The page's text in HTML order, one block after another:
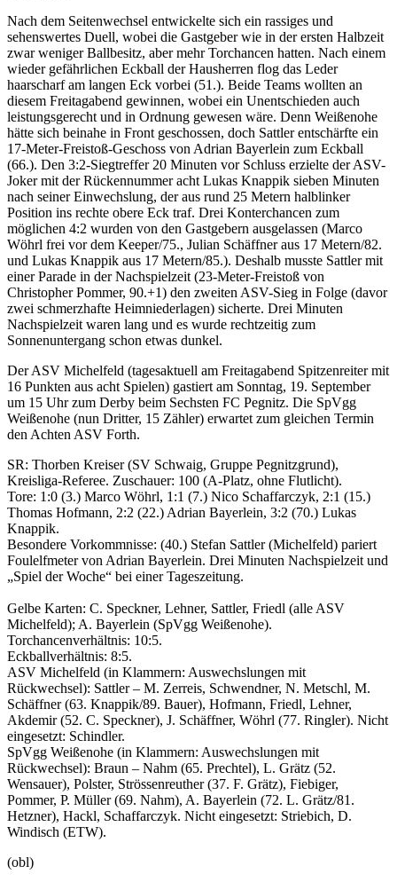
Nach dem Seitenwechsel entwickelte sich ein rassiges und
sehenswertes Duell, wobei die Gastgeber wie in der ersten Halbzeit
zwar weniger Ballbesitz, aber mehr Torchancen hatten. Nach einem
wieder gefährlichen Eckball der Hausherren flog das Leder
haarscharf am langen Eck vorbei (51.). Beide Teams wollten an
diesem Freitagabend gewinnen, wobei ein Unentschieden auch
leistungsgerecht und in Ordnung gewesen wäre. Denn Weißenohe
hätte sich beinahe in Front geschossen, doch Sattler entschärfte ein
17-Meter-Freistoß-Geschoss von Adrian Bayerlein zum Eckball
(66.). Den 3:2-Siegtreffer 20 Minuten vor Schluss erzielte der ASV-
Joker mit der Rückennummer acht Lukas Knappik sieben Minuten
nach seiner Einwechslung, der aus rund 25 Metern halblinker
Position ins rechte obere Eck traf. Drei Konterchancen zum
möglichen 4:2 wurden von den Gastgebern ausgelassen (Marco
Wöhrl frei vor dem Keeper/75., Julian Schäffner aus 17 Metern/82.
und Lukas Knappik aus 17 Metern/85.). Deshalb musste Sattler mit
einer Parade in der Nachspielzeit (23-Meter-Freistoß von
Christopher Pommer, 90.+1) den zweiten ASV-Sieg in Folge (davor
zwei schmerzhafte Heimniederlagen) sicherte. Drei Minuten
Nachspielzeit waren lang und es wurde rechtzeitig zum
Sonnenuntergang schon etwas dunkel.
Der ASV Michelfeld (tagesaktuell am Freitagabend Spitzenreiter mit
16 Punkten aus acht Spielen) gastiert am Sonntag, 19. September
um 15 Uhr zum Derby beim Sechsten FC Pegnitz. Die SpVgg
Weißenohe (nun Dritter, 15 Zähler) erwartet zum gleichen Termin
den Achten ASV Forth.
SR: Thorben Kreiser (SV Schwaig, Gruppe Pegnitzgrund),
Kreisliga-Referee. Zuschauer: 100 (A-Platz, ohne Flutlicht).
Tore: 1:0 (3.) Marco Wöhrl, 1:1 (7.) Nico Schaffarczyk, 2:1 (15.)
Thomas Hofmann, 2:2 (22.) Adrian Bayerlein, 3:2 (70.) Lukas
Knappik.
Besondere Vorkommnisse: (40.) Stefan Sattler (Michelfeld) pariert
Foulelfmeter von Adrian Bayerlein. Drei Minuten Nachspielzeit und
„Spiel der Woche“ bei einer Tageszeitung.
Gelbe Karten: C. Speckner, Lehner, Sattler, Friedl (alle ASV
Michelfeld); A. Bayerlein (SpVgg Weißenohe).
Torchancenverhältnis: 10:5.
Eckballverhältnis: 8:5.
ASV Michelfeld (in Klammern: Auswechslungen mit
Rückwechsel): Sattler – M. Zerreis, Schwendner, N. Metschl, M.
Schäffner (63. Knappik/89. Bauer), Hofmann, Friedl, Lehner,
Akdemir (52. C. Speckner), J. Schäffner, Wöhrl (77. Ringler). Nicht
eingesetzt: Schindler.
SpVgg Weißenohe (in Klammern: Auswechslungen mit
Rückwechsel): Braun – Nahm (65. Prechtel), L. Grätz (52.
Wensauer), Polster, Strössenreuther (37. F. Grätz), Fiebiger,
Pommer, P. Müller (69. Nahm), A. Bayerlein (72. L. Grätz/81.
Hetzner), Hackl, Schaffarczyk. Nicht eingesetzt: Striebich, D.
Windisch (ETW).
(obl)